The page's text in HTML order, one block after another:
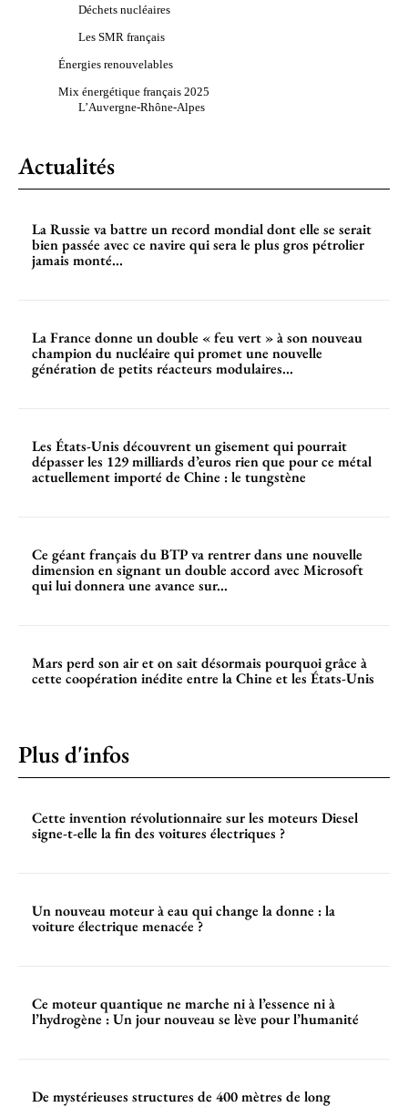
Déchets nucléaires
Les SMR français
Énergies renouvelables
Mix énergétique français 2025
L’Auvergne-Rhône-Alpes
Actualités
La Russie va battre un record mondial dont elle se serait
bien passée avec ce navire qui sera le plus gros pétrolier
jamais monté...
La France donne un double « feu vert » à son nouveau
champion du nucléaire qui promet une nouvelle
génération de petits réacteurs modulaires...
Les États-Unis découvrent un gisement qui pourrait
dépasser les 129 milliards d’euros rien que pour ce métal
actuellement importé de Chine : le tungstène
Ce géant français du BTP va rentrer dans une nouvelle
dimension en signant un double accord avec Microsoft
qui lui donnera une avance sur...
Mars perd son air et on sait désormais pourquoi grâce à
cette coopération inédite entre la Chine et les États-Unis
Plus d'infos
Cette invention révolutionnaire sur les moteurs Diesel
signe-t-elle la fin des voitures électriques ?
Un nouveau moteur à eau qui change la donne : la
voiture électrique menacée ?
Ce moteur quantique ne marche ni à l’essence ni à
l’hydrogène : Un jour nouveau se lève pour l’humanité
De mystérieuses structures de 400 mètres de long